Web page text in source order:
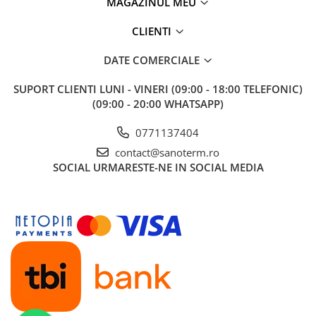
Chiuvete Inox
Accesorii chiuvete
Seturi chiuvete si baterii
Incalzire in pardoseala
Pachet complet
Automatizari
Pompe recirculare
Pompa ridicare presiune
Cutii distribuitoare
CLIENTI
DATE COMERCIALE
SUPORT CLIENTI LUNI - VINERI (09:00 - 18:00 TELEFONIC)
(09:00 - 20:00 WHATSAPP)
0771137404
contact@sanoterm.ro
SOCIAL URMARESTE-NE IN SOCIAL MEDIA